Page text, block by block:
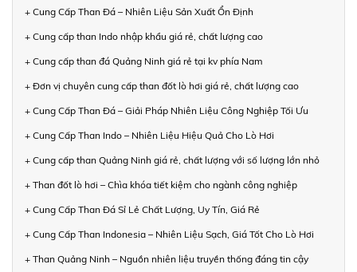
+ Cung Cấp Than Đá – Nhiên Liệu Sản Xuất Ổn Định
+ Cung cấp than Indo nhập khẩu giá rẻ, chất lượng cao
+ Cung cấp than đá Quảng Ninh giá rẻ tại kv phía Nam
+ Đơn vị chuyên cung cấp than đốt lò hơi giá rẻ, chất lượng cao
+ Cung Cấp Than Đá – Giải Pháp Nhiên Liệu Công Nghiệp Tối Ưu
+ Cung Cấp Than Indo – Nhiên Liệu Hiệu Quả Cho Lò Hơi
+ Cung cấp than Quảng Ninh giá rẻ, chất lượng với số lượng lớn nhỏ
+ Than đốt lò hơi – Chìa khóa tiết kiệm cho ngành công nghiệp
+ Cung Cấp Than Đá Sỉ Lẻ Chất Lượng, Uy Tín, Giá Rẻ
+ Cung Cấp Than Indonesia – Nhiên Liệu Sạch, Giá Tốt Cho Lò Hơi
+ Than Quảng Ninh – Nguồn nhiên liệu truyền thống đáng tin cậy